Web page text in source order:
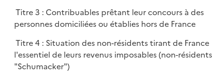
Titre 3 : Contribuables prêtant leur concours à des
personnes domiciliées ou établies hors de France
Titre 4 : Situation des non-résidents tirant de France
l'essentiel de leurs revenus imposables (non-résidents
"Schumacker")